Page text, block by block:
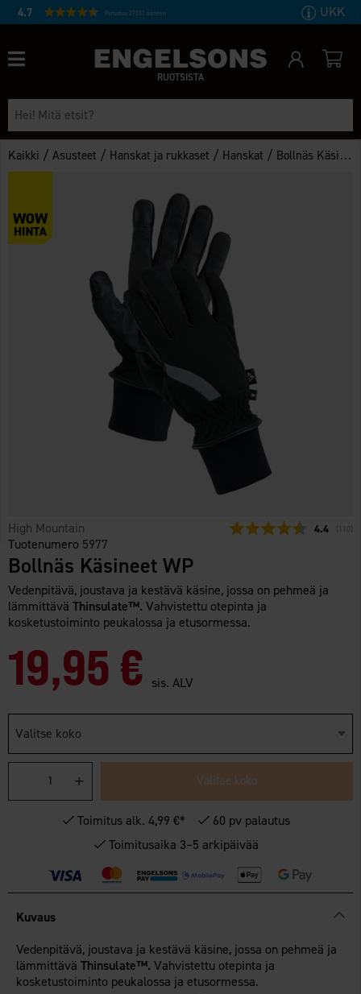
4.7 Perustuu 27231 ääneen UKK
RUOTSISTA
Kaikki /Asusteet / Hanskat ja rukkaset / Hanskat / Bollnäs Käsineet WP
High Mountain
Tuotenumero 5977
4.4 äänet:
110
Bollnäs Käsineet WP
Vedenpitävä, joustava ja kestävä käsine, jossa on pehmeä ja
lämmittävä Thinsulate™. Vahvistettu otepinta ja
kosketustoiminto peukalossa ja etusormessa.
19,95 € sis. ALV
Valitse koko
Valitse koko
Toimitus alk. 4,99 €*
60 pv palautus
Toimitusaika 3–5 arkipäivää
Kuvaus
Vedenpitävä, joustava ja kestävä käsine, jossa on pehmeä ja
lämmittäväThinsulate™. Vahvistettu otepinta ja
kosketustoiminto peukalossa ja etusormessa.